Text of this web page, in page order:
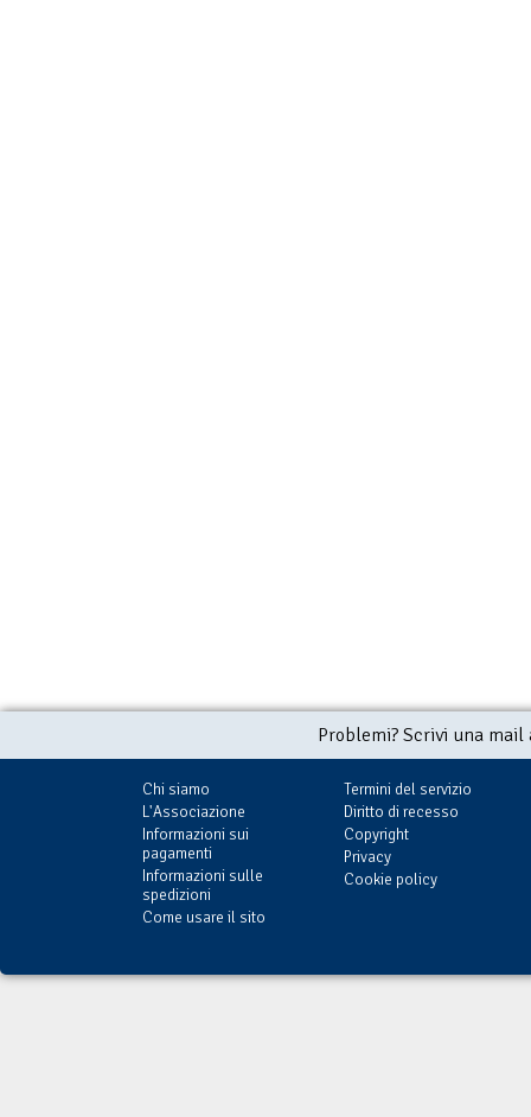
Problemi? Scrivi una
Chi siamo
L'Associazione
Informazioni sui
pagamenti
Informazioni sulle
spedizioni
Come usare il sito
Termini del servizio
Diritto di recesso
Copyright
Privacy
Cookie policy